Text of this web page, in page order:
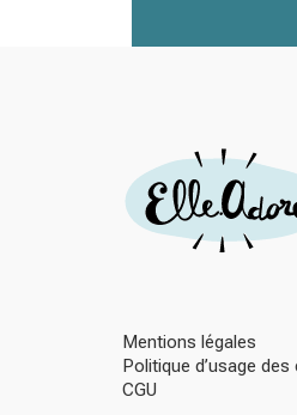
Mentions légales
Politique d’usage
CGU